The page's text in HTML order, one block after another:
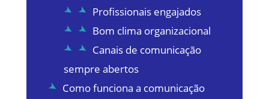
Profissionais engajados
Bom clima organizacional
Canais de comunicação
sempre abertos
Como funciona a comunicação